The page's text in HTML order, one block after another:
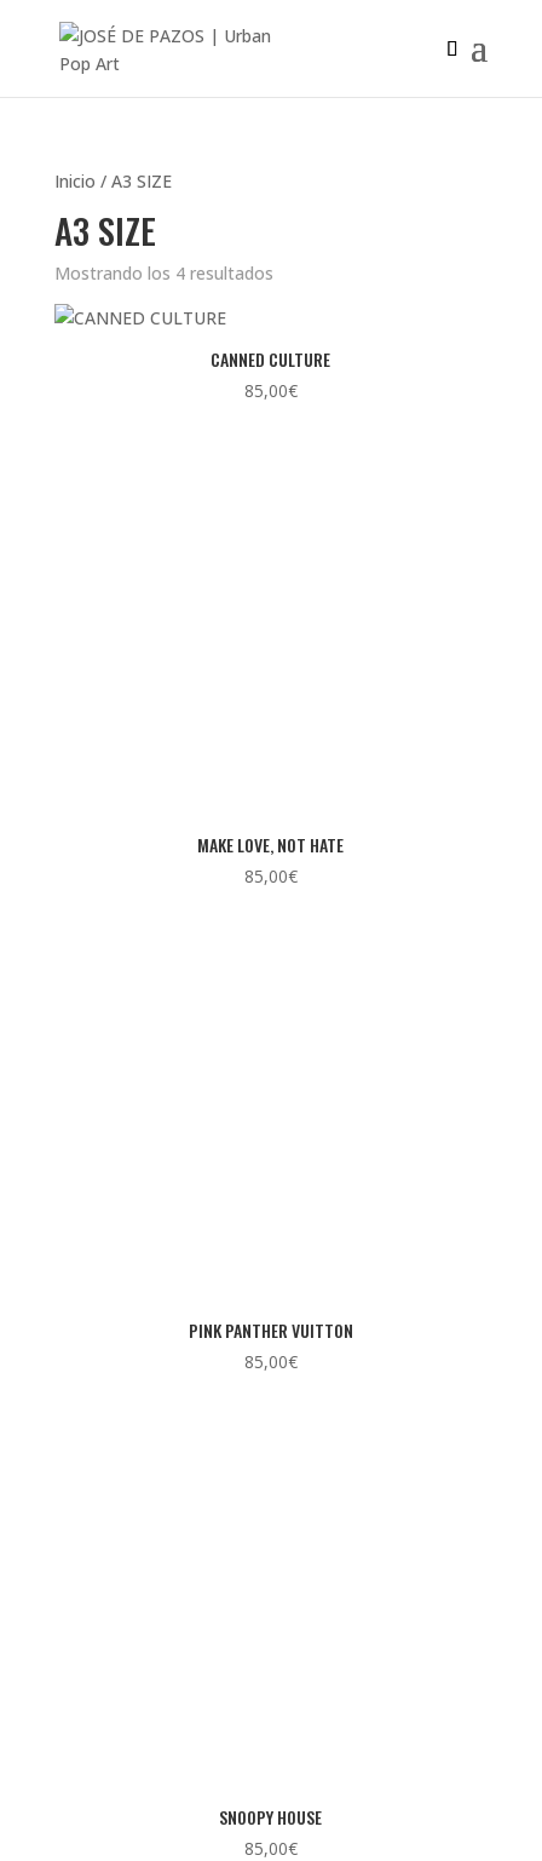
Inicio / A3 SIZE
A3 SIZE
Mostrando los 4 resultados
CANNED CULTURE
85,00€
MAKE LOVE, NOT HATE
85,00€
PINK PANTHER VUITTON
85,00€
SNOOPY HOUSE
85,00€